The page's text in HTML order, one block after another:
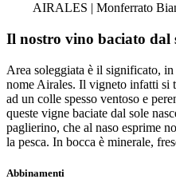
AIRALES | Monferrato
Il nostro vino baciato dal
Area soleggiata è il significato,
nome Airales. Il vigneto infatti si
ad un colle spesso ventoso e
queste vigne baciate dal sole
paglierino, che al naso esprime
la pesca. In bocca è minerale,
Abbinamenti